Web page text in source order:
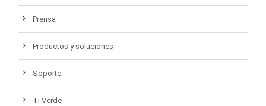
Prensa
Productos y soluciones
Soporte
TI Verde